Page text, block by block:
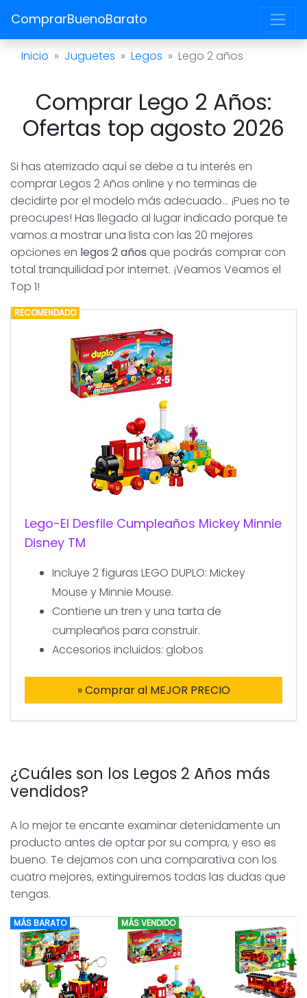
ComprarBuenoBarato
Inicio Juguetes Legos Lego 2 años
Comprar Lego 2 Años:
Ofertas top agosto 2026
Si has aterrizado aquí se debe a tu interés en
comprar Legos 2 Años online y no terminas de
decidirte por el modelo más adecuado... ¡Pues no te
preocupes! Has llegado al lugar indicado porque te
vamos a mostrar una lista con las 20 mejores
opciones en legos 2 años que podrás comprar con
total tranquilidad por internet. ¡Veamos Veamos el
Top 1!
RECOMENDADO
Lego-El Desfile Cumpleaños Mickey Minnie
Disney TM
Incluye 2 figuras LEGO DUPLO: Mickey
Mouse y Minnie Mouse.
Contiene un tren y una tarta de
cumpleaños para construir.
Accesorios incluidos: globos
» Comprar al MEJOR PRECIO
¿Cuáles son los Legos 2 Años más
vendidos?
A lo mejor te encante examinar detenidamente un
producto antes de optar por su compra, y eso es
bueno. Te dejamos con una comparativa con los
cuatro mejores, extinguiremos todas las dudas que
tengas.
MÁS BARATO MÁS VENDIDO